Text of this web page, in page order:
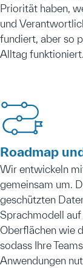
Priorität haben,
und
fundiert, aber so
Alltag funktioniert.
Roadmap
Wir entwickeln
gemeinsam um.
geschützten
Sprachmodell
Oberflächen wie
sodass Ihre
Anwendungen